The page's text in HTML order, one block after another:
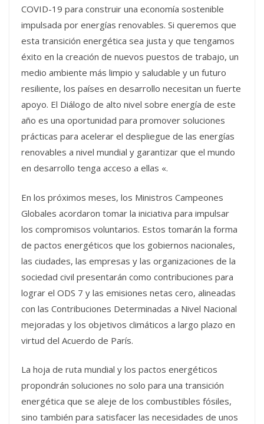
COVID-19 para construir una economía sostenible
impulsada por energías renovables. Si queremos que
esta transición energética sea justa y que tengamos
éxito en la creación de nuevos puestos de trabajo, un
medio ambiente más limpio y saludable y un futuro
resiliente, los países en desarrollo necesitan un fuerte
apoyo. El Diálogo de alto nivel sobre energía de este
año es una oportunidad para promover soluciones
prácticas para acelerar el despliegue de las energías
renovables a nivel mundial y garantizar que el mundo
en desarrollo tenga acceso a ellas «.
En los próximos meses, los Ministros Campeones
Globales acordaron tomar la iniciativa para impulsar
los compromisos voluntarios. Estos tomarán la forma
de pactos energéticos que los gobiernos nacionales,
las ciudades, las empresas y las organizaciones de la
sociedad civil presentarán como contribuciones para
lograr el ODS 7 y las emisiones netas cero, alineadas
con las Contribuciones Determinadas a Nivel Nacional
mejoradas y los objetivos climáticos a largo plazo en
virtud del Acuerdo de París.
La hoja de ruta mundial y los pactos energéticos
propondrán soluciones no solo para una transición
energética que se aleje de los combustibles fósiles,
sino también para satisfacer las necesidades de unos